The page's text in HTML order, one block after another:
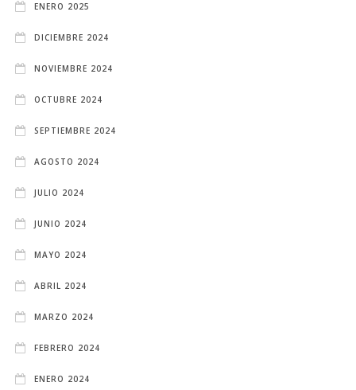
ENERO 2025
DICIEMBRE 2024
NOVIEMBRE 2024
OCTUBRE 2024
SEPTIEMBRE 2024
AGOSTO 2024
JULIO 2024
JUNIO 2024
MAYO 2024
ABRIL 2024
MARZO 2024
FEBRERO 2024
ENERO 2024